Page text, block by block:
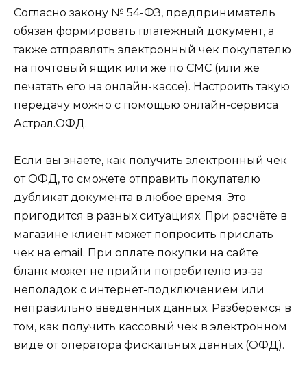
Согласно закону № 54-ФЗ, предприниматель
обязан формировать платёжный документ, а
также отправлять электронный чек покупателю
на почтовый ящик или же по СМС (или же
печатать его на онлайн-кассе). Настроить такую
передачу можно с помощью онлайн-сервиса
Астрал.ОФД.
Если вы знаете, как получить электронный чек
от ОФД, то сможете отправить покупателю
дубликат документа в любое время. Это
пригодится в разных ситуациях. При расчёте в
магазине клиент может попросить прислать
чек на email. При оплате покупки на сайте
бланк может не прийти потребителю из-за
неполадок с интернет-подключением или
неправильно введённых данных. Разберёмся в
том, как получить кассовый чек в электронном
виде от оператора фискальных данных (ОФД).